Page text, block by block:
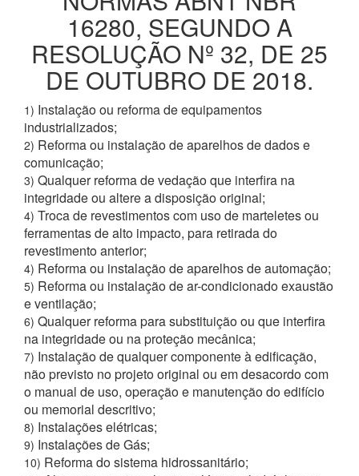
16280, SEGUNDO A
RESOLUÇÃO Nº 32, DE 25
DE OUTUBRO DE 2018.
1) Instalação ou reforma de equipamentos
industrializados;
2) Reforma ou instalação de aparelhos de dados e
comunicação;
3) Qualquer reforma de vedação que interfira na
integridade ou altere a disposição original;
4) Troca de revestimentos com uso de marteletes ou
ferramentas de alto impacto, para retirada do
revestimento anterior;
4) Reforma ou instalação de aparelhos de automação;
5) Reforma ou instalação de ar-condicionado exaustão
e ventilação;
6) Qualquer reforma para substituição ou que interfira
na integridade ou na proteção mecânica;
7) Instalação de qualquer componente à edificação,
não previsto no projeto original ou em desacordo com
o manual de uso, operação e manutenção do edifício
ou memorial descritivo;
8) Instalações elétricas;
9) Instalações de Gás;
10) Reforma do sistema hidrossanitário;